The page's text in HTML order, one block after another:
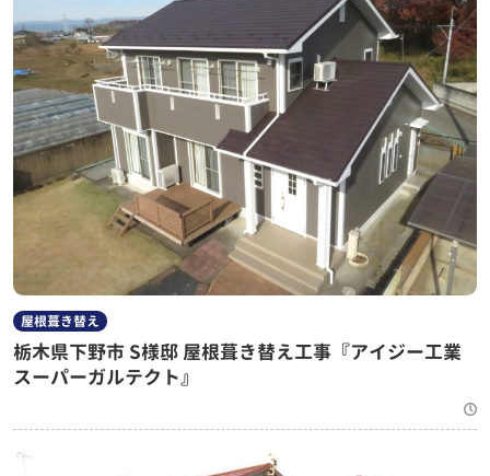
屋根葺き替え
栃木県下野市 S様邸 屋根葺き替え工事『アイジー工業
スーパーガルテクト』